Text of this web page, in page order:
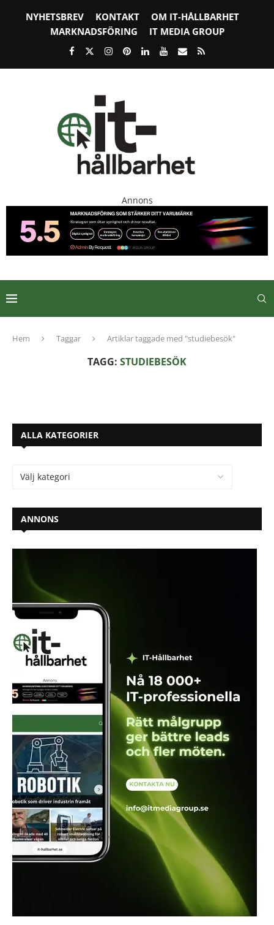
NYHETSBREV KONTAKT
OM IT-HÅLLBARHET
MARKNADSFÖRING
IT MEDIA GROUP
Annons
Hem Taggar Artiklar taggade med "studiebesök"
TAGG: STUDIEBESÖK
ALLA KATEGORIER
ANNONS